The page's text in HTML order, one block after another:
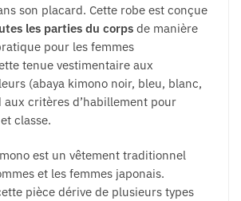
son placard. Cette robe est conçue
les parties du corps de manière
pour les femmes
tenue vestimentaire aux
(abaya kimono noir, bleu, blanc,
critères d’habillement pour
classe.
est un vêtement traditionnel
et les femmes japonais.
pièce dérive de plusieurs types